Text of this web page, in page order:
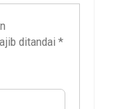
ditandai*